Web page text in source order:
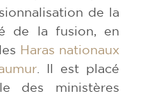
de la
de la fusion, en
Haras nationaux
. Il est placé
des ministères